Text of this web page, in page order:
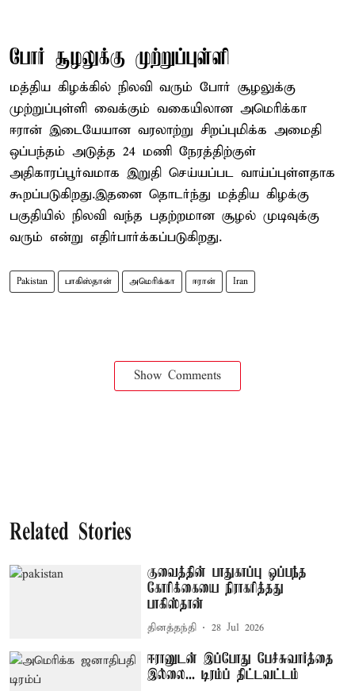
போர் சூழலுக்கு முற்றுப்புள்ளி
மத்திய கிழக்கில் நிலவி வரும் போர் சூழலுக்கு
முற்றுப்புள்ளி வைக்கும் வகையிலான அமெரிக்கா
ஈரான் இடையேயான வரலாற்று சிறப்புமிக்க அமைதி
ஒப்பந்தம் அடுத்த 24 மணி நேரத்திற்குள்
அதிகாரப்பூர்வமாக இறுதி செய்யப்பட வாய்ப்புள்ளதாக
கூறப்படுகிறது.இதனை தொடர்ந்து மத்திய கிழக்கு
பகுதியில் நிலவி வந்த பதற்றமான சூழல் முடிவுக்கு
வரும் என்று எதிர்பார்க்கப்படுகிறது.
Pakistan பாகிஸ்தான் அமெரிக்கா ஈரான் Iran
Show Comments
Related Stories
குவைத்தின் பாதுகாப்பு ஒப்பந்த
கோரிக்கையை நிராகரித்தது
பாகிஸ்தான்
தினத்தந்தி 28 Jul 2026
ஈரானுடன் இப்போது பேச்சுவார்த்தை
இல்லை... டிரம்ப் திட்டவட்டம்